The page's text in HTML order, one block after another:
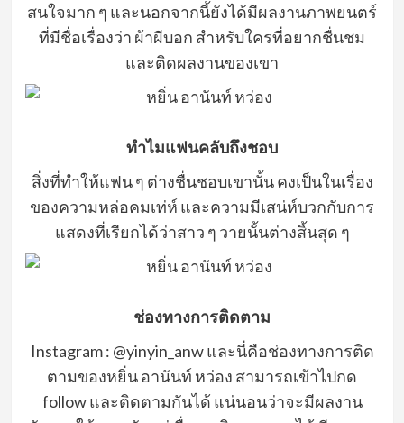
สนใจมาก ๆ และนอกจากนี้ยังได้มีผลงานภาพยนตร์
ที่มีชื่อเรื่องว่า ผ้าผีบอก สำหรับใครที่อยากชื่นชม
และติดผลงานของเขา
ทำไมแฟนคลับถึงชอบ
สิ่งที่ทำให้แฟน ๆ ต่างชื่นชอบเขานั้น คงเป็นในเรื่อง
ของความหล่อคมเท่ห์ และความมีเสน่ห์บวกกับการ
แสดงที่เรียกได้ว่าสาว ๆ วายนั้นต่างสิ้นสุด ๆ
ช่องทางการติดตาม
Instagram : @yinyin_anw และนี่คือช่องทางการติด
ตามของหยิ่น อานันท์ หว่อง สามารถเข้าไปกด
follow และติดตามกันได้ แน่นอนว่าจะมีผลงาน